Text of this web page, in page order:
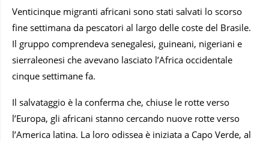
Venticinque migranti africani sono stati salvati lo scorso
fine settimana da pescatori al largo delle coste del Brasile.
Il gruppo comprendeva senegalesi, guineani, nigeriani e
sierraleonesi che avevano lasciato l’Africa occidentale
cinque settimane fa.
Il salvataggio è la conferma che, chiuse le rotte verso
l’Europa, gli africani stanno cercando nuove rotte verso
l’America latina. La loro odissea è iniziata a Capo Verde, al